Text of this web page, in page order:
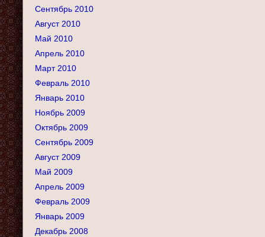
Сентябрь 2010
Август 2010
Май 2010
Апрель 2010
Март 2010
Февраль 2010
Январь 2010
Ноябрь 2009
Октябрь 2009
Сентябрь 2009
Август 2009
Май 2009
Апрель 2009
Февраль 2009
Январь 2009
Декабрь 2008